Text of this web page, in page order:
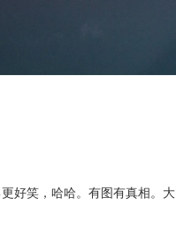
好笑，哈哈。有图有真相。大